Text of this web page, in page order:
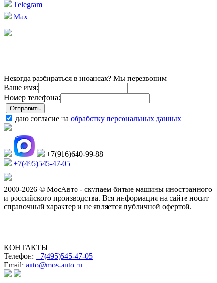
Telegram
Max
Некогда разбираться в нюансах? Мы перезвоним
Ваше имя:
Номер телефона:
даю согласие на обработку персональных данных
+7(916)640-99-88
+7(495)545-47-05
2000-2026 © МосАвто - скупаем битые машины иностранного
и российского производства. Вся информация на сайте носит
справочный характер и не является публичной офертой.
КОНТАКТЫ
Телефон: +7(495)545-47-05
Email: auto@mos-auto.ru